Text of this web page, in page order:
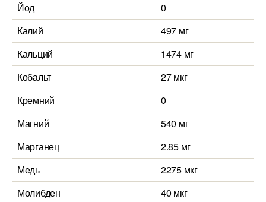
Йод
0
Калий
497 мг
Кальций
1474 мг
Кобальт
27 мкг
Кремний
0
Магний
540 мг
Марганец
2.85 мг
Медь
2275 мкг
Молибден
40 мкг